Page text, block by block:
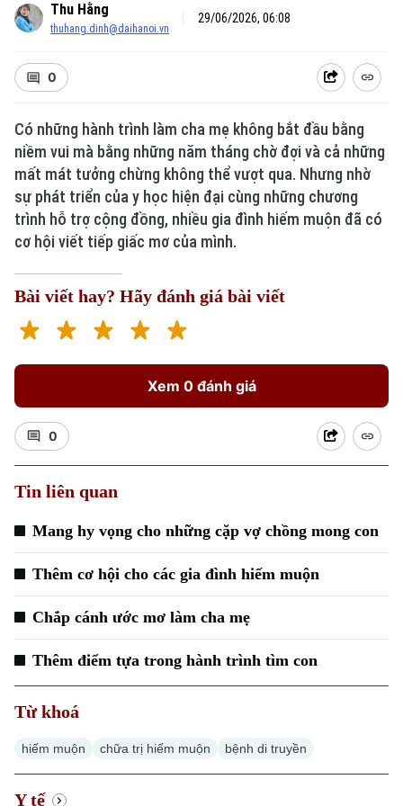
Xu hướng
Thu Hằng
thuhang.dinh@daihanoi.vn
29/06/2026, 06:08
0
Có những hành trình làm cha mẹ không bắt đầu bằng
niềm vui mà bằng những năm tháng chờ đợi và cả những
mất mát tưởng chừng không thể vượt qua. Nhưng nhờ
sự phát triển của y học hiện đại cùng những chương
trình hỗ trợ cộng đồng, nhiều gia đình hiếm muộn đã có
cơ hội viết tiếp giấc mơ của mình.
Bài viết hay? Hãy đánh giá bài viết
Xem 0 đánh giá
0
Tin liên quan
Mang hy vọng cho những cặp vợ chồng mong con
Thêm cơ hội cho các gia đình hiếm muộn
Chắp cánh ước mơ làm cha mẹ
Thêm điểm tựa trong hành trình tìm con
Từ khoá
hiếm muộn chữa trị hiếm muộn bệnh di truyền
Y tế